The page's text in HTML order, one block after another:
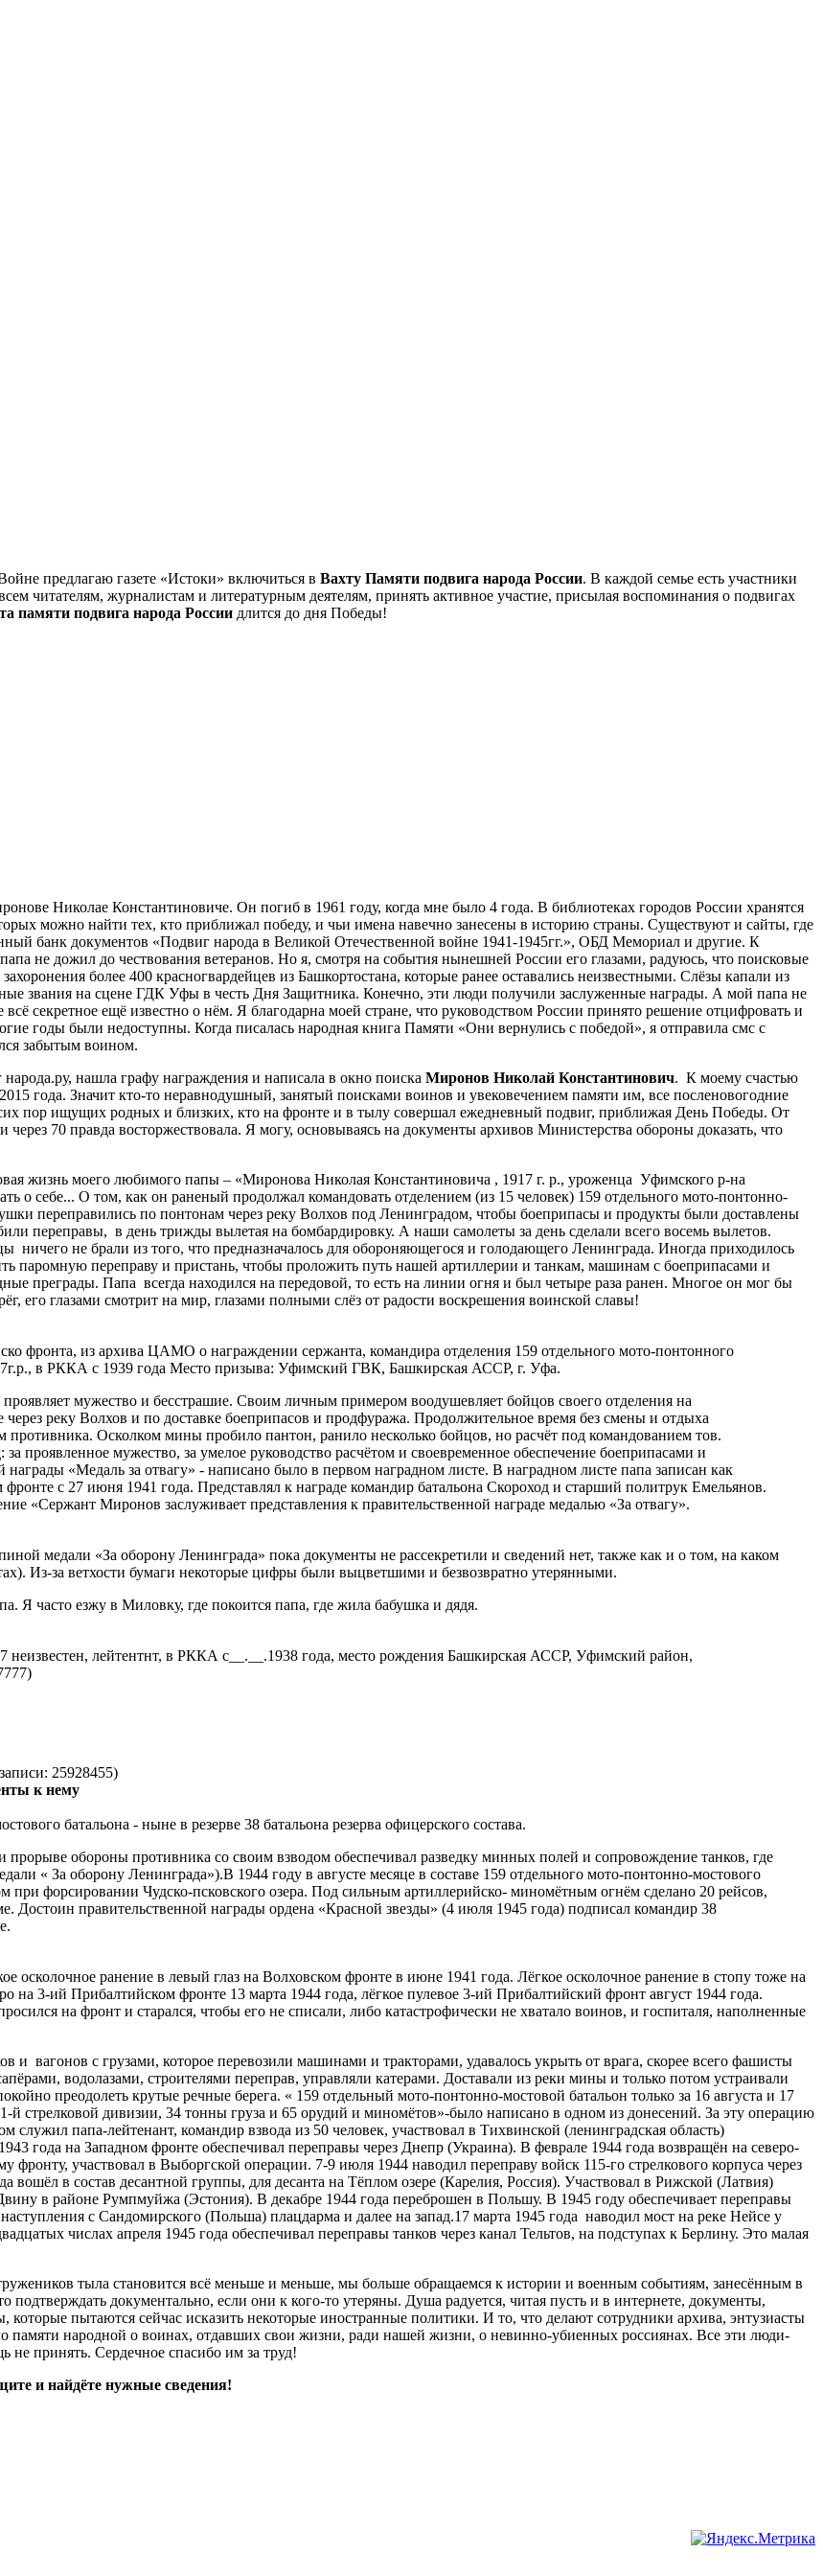
предлагаю газете «Истоки» включиться в Вахту Памяти подвига народа России. В каждой семье есть участники
читателям, журналистам и литературным деятелям, принять активное участие, присылая воспоминания о подвигах
памяти подвига народа России длится до дня Победы!
Николае Константиновиче. Он погиб в 1961 году, когда мне было 4 года. В библиотеках городов России хранятся
можно найти тех, кто приближал победу, и чьи имена навечно занесены в историю страны. Существуют и сайты, где
банк документов «Подвиг народа в Великой Отечественной войне 1941-1945гг.», ОБД Мемориал и другие. К
не дожил до чествования ветеранов. Но я, смотря на события нынешней России его глазами, радуюсь, что поисковые
более 400 красногвардейцев из Башкортостана, которые ранее оставались неизвестными. Слёзы капали из
звания на сцене ГДК Уфы в честь Дня Защитника. Конечно, эти люди получили заслуженные награды. А мой папа не
секретное ещё известно о нём. Я благодарна моей стране, что руководством России принято решение отцифровать и
годы были недоступны. Когда писалась народная книга Памяти «Они вернулись с победой», я отправила смс с
забытым воином.
нашла графу награждения и написала в окно поиска Миронов Николай Константинович. К моему счастью
года. Значит кто-то неравнодушный, занятый поисками воинов и увековечением памяти им, все посленовогодние
пор ищущих родных и близких, кто на фронте и в тылу совершал ежедневный подвиг, приближая День Победы. От
через 70 правда восторжествовала. Я могу, основываясь на документы архивов Министерства обороны доказать, что
жизнь моего любимого папы – «Миронова Николая Константиновича , 1917 г. р., уроженца Уфимского р-на
о себе... О том, как он раненый продолжал командовать отделением (из 15 человек) 159 отдельного мото-понтонно-
переправились по понтонам через реку Волхов под Ленинградом, чтобы боеприпасы и продукты были доставлены
переправы, в день трижды вылетая на бомбардировку. А наши самолеты за день сделали всего восемь вылетов.
ничего не брали из того, что предназначалось для обороняющегося и голодающего Ленинграда. Иногда приходилось
паромную переправу и пристань, чтобы проложить путь нашей артиллерии и танкам, машинам с боеприпасами и
преграды. Папа всегда находился на передовой, то есть на линии огня и был четыре раза ранен. Многое он мог бы
его глазами смотрит на мир, глазами полными слёз от радости воскрешения воинской славы!
фронта, из архива ЦАМО о награждении сержанта, командира отделения 159 отдельного мото-понтонного
в РККА с 1939 года Место призыва: Уфимский ГВК, Башкирская АССР, г. Уфа.
мужество и бесстрашие. Своим личным примером воодушевляет бойцов своего отделения на
через реку Волхов и по доставке боеприпасов и продфуража. Продолжительное время без смены и отдыха
Осколком мины пробило пантон, ранило несколько бойцов, но расчёт под командованием тов.
проявленное мужество, за умелое руководство расчётом и своевременное обеспечение боеприпасами и
«Медаль за отвагу» - написано было в первом наградном листе. В наградном листе папа записан как
с 27 июня 1941 года. Представлял к награде командир батальона Скороход и старший политрук Емельянов.
«Сержант Миронов заслуживает представления к правительственной награде медалью «За отвагу».
медали «За оборону Ленинграда» пока документы не рассекретили и сведений нет, также как и о том, на каком
Из-за ветхости бумаги некоторые цифры были выцветшими и безвозвратно утерянными.
Я часто езжу в Миловку, где покоится папа, где жила бабушка и дядя.
неизвестен, лейтентнт, в РККА с__.__.1938 года, место рождения Башкирская АССР, Уфимский район,
25928455)
к нему
батальона - ныне в резерве 38 батальона резерва офицерского состава.
обороны противника со своим взводом обеспечивал разведку минных полей и сопровождение танков, где
« За оборону Ленинграда»).В 1944 году в августе месяце в составе 159 отдельного мото-понтонно-мостового
при форсировании Чудско-псковского озера. Под сильным артиллерийско- миномётным огнём сделано 20 рейсов,
Достоин правительственной награды ордена «Красной звезды» (4 июля 1945 года) подписал командир 38
осколочное ранение в левый глаз на Волховском фронте в июне 1941 года. Лёгкое осколочное ранение в стопу тоже на
на 3-ий Прибалтийском фронте 13 марта 1944 года, лёгкое пулевое 3-ий Прибалтийский фронт август 1944 года.
на фронт и старался, чтобы его не списали, либо катастрофически не хватало воинов, и госпиталя, наполненные
и вагонов с грузами, которое перевозили машинами и тракторами, удавалось укрыть от врага, скорее всего фашисты
водолазами, строителями переправ, управляли катерами. Доставали из реки мины и только потом устраивали
преодолеть крутые речные берега. « 159 отдельный мото-понтонно-мостовой батальон только за 16 августа и 17
й стрелковой дивизии, 34 тонны груза и 65 орудий и миномётов»-было написано в одном из донесений. За эту операцию
служил папа-лейтенант, командир взвода из 50 человек, участвовал в Тихвинской (ленинградская область)
года на Западном фронте обеспечивал переправы через Днепр (Украина). В феврале 1944 года возвращён на северо-
участвовал в Выборгской операции. 7-9 июля 1944 наводил переправу войск 115-го стрелкового корпуса через
в состав десантной группы, для десанта на Тёплом озере (Карелия, Россия). Участвовал в Рижской (Латвия)
в районе Румпмуйжа (Эстония). В декабре 1944 года переброшен в Польшу. В 1945 году обеспечивает переправы
с Сандомирского (Польша) плацдарма и далее на запад.17 марта 1945 года наводил мост на реке Нейсе у
числах апреля 1945 года обеспечивал переправы танков через канал Тельтов, на подступах к Берлину. Это малая
тыла становится всё меньше и меньше, мы больше обращаемся к истории и военным событиям, занесённым в
документально, если они к кого-то утеряны. Душа радуется, читая пусть и в интернете, документы,
пытаются сейчас исказить некоторые иностранные политики. И то, что делают сотрудники архива, энтузиасты
памяти народной о воинах, отдавших свои жизни, ради нашей жизни, о невинно-убиенных россиянах. Все эти люди-
принять. Сердечное спасибо им за труд!
и найдёте нужные сведения!